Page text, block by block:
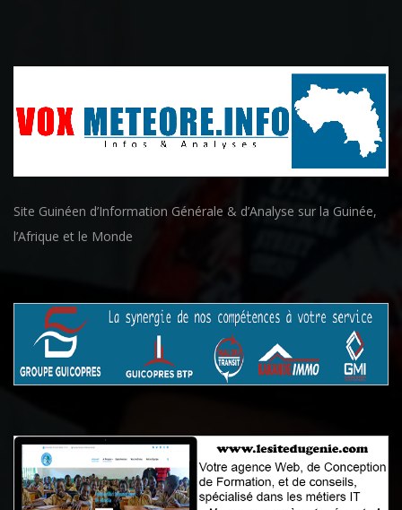
Site Guinéen d’Information Générale & d’Analyse sur la Guinée,
l’Afrique et le Monde